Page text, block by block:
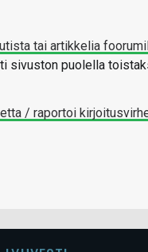
tai artikkelia
sivuston puolella
/ raportoi